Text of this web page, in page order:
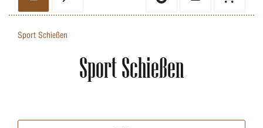
Sport Schießen
Sport Schießen